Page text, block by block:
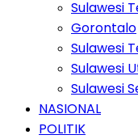
Sulawesi
Gorontalo
Sulawesi
Sulawesi
Sulawesi
NASIONAL
POLITIK